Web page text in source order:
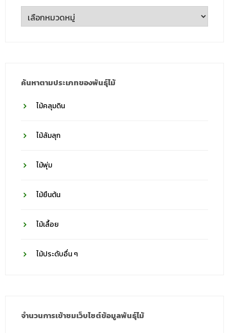
ค้นหา
ตาม
ค้นหาตามประเภทของพันธุ์ไม้
ไม้คลุมดิน
ไม้ล้มลุก
ไม้พุ่ม
ไม้ยืนต้น
ไม้เลื้อย
ไม้ประดับอื่น ๆ
จำนวนการเข้าชมเว็บไซต์ข้อมูลพันธุ์ไม้